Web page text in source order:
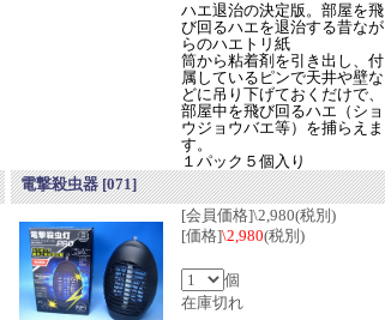
ハエ退治の決定版。部屋を飛
び回るハエを退治する昔なが
らのハエトリ紙
筒から粘着剤を引き出し、付
属しているピンで天井や壁な
どに吊り下げておくだけで、
部屋中を飛び回るハエ（ショ
ウジョウバエ等）を捕らえま
す。
１パック５個入り
電撃殺虫器[071]
[会員価格]\2,980(税別)
[価格]\2,980(税別)
個
在庫切れ